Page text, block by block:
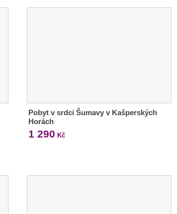
Pobyt v srdci Šumavy v Kašperských
Horách
1 290 Kč